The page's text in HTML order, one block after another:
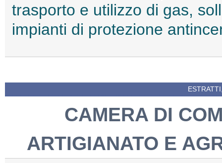
trasporto e utilizzo di gas,
impianti di protezione
CAMERA DI
ARTIGIANATO E